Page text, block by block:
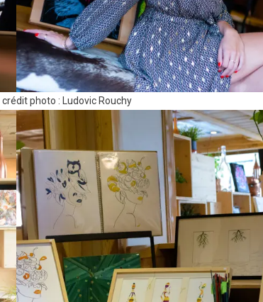
photo : Ludovic Rouchy